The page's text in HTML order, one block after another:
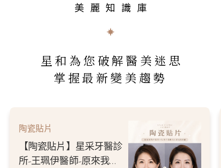
美麗知識庫
星和為您破解醫美迷思
掌握最新變美趨勢
陶瓷貼片
【陶瓷貼片】星采牙醫診
所-王珮伊醫師-原來我的